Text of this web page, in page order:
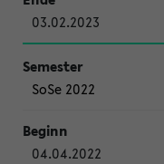
03.02.2023
SoSe 2022
04.04.2022